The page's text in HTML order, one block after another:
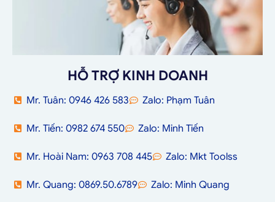
HỖ TRỢ KINH DOANH
Mr. Tuân: 0946 426 583 Zalo: Phạm Tuân
Mr. Tiến: 0982 674 550 Zalo: Minh Tiến
Mr. Hoài Nam: 0963 708 445 Zalo: Mkt Toolss
Mr. Quang: 0869.50.6789 Zalo: Minh Quang